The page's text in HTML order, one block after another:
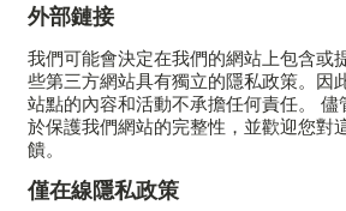
外部鏈接
我們可能會決定在我們的網站上包含或
些第三方網站具有獨立的隱私政策。因
站點的內容和活動不承擔任何責任。 儘
於保護我們網站的完整性，並歡迎您對
饋。
僅在線隱私政策